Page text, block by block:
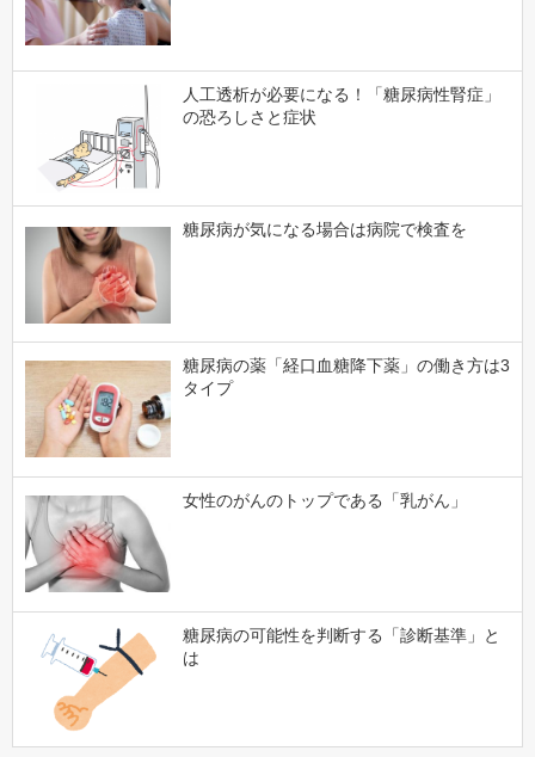
人工透析が必要になる！「糖尿病性腎症」
の恐ろしさと症状
糖尿病が気になる場合は病院で検査を
糖尿病の薬「経口血糖降下薬」の働き方は3
タイプ
女性のがんのトップである「乳がん」
糖尿病の可能性を判断する「診断基準」と
は